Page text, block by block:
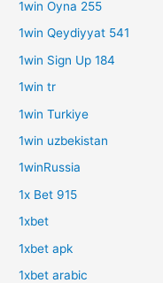
1win Oyna 255
1win Qeydiyyat 541
1win Sign Up 184
1win tr
1win Turkiye
1win uzbekistan
1winRussia
1x Bet 915
1xbet
1xbet apk
1xbet arabic